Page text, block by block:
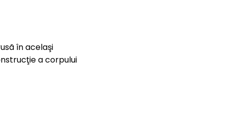
în acelaşi
a corpului